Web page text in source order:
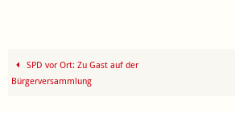
SPD vor Ort: Zu Gast auf der
Bürgerversammlung